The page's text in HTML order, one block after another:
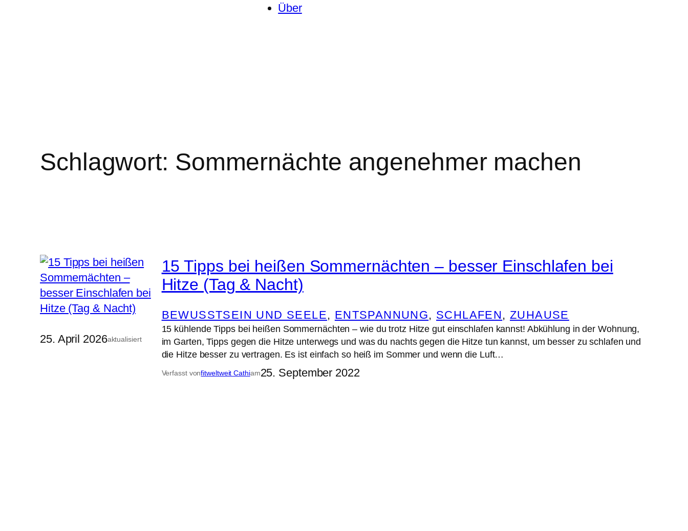
Über
Schlagwort: Sommernächte angenehmer machen
25. April 2026aktualisiert
15 Tipps bei heißen Sommernächten – besser Einschlafen bei
Hitze (Tag & Nacht)
BEWUSSTSEIN UND SEELE, ENTSPANNUNG, SCHLAFEN, ZUHAUSE
15 kühlende Tipps bei heißen Sommernächten – wie du trotz Hitze gut einschlafen kannst! Abkühlung in der Wohnung,
im Garten, Tipps gegen die Hitze unterwegs und was du nachts gegen die Hitze tun kannst, um besser zu schlafen und
die Hitze besser zu vertragen. Es ist einfach so heiß im Sommer und wenn die Luft…
Verfasst vonfitweltweit Cathiam25. September 2022